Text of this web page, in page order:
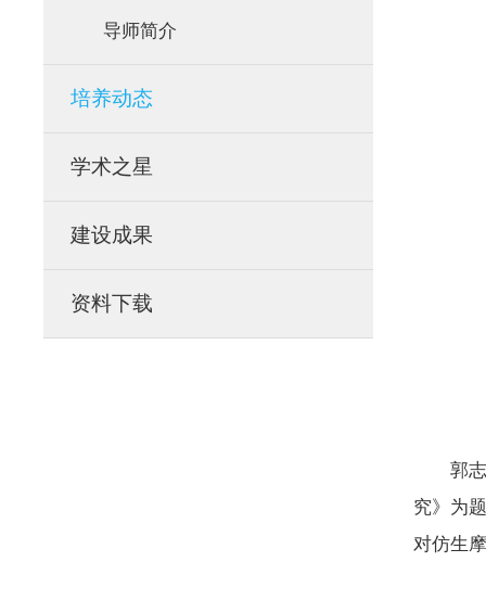
导师简介
培养动态
学术之星
建设成果
资料下载
郭
究》为
对仿生